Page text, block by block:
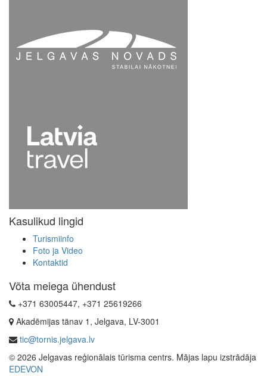
Kasulikud lingid
Turismiinfo
Foto ja Video
Kontaktid
Võta meiega ühendust
+371 63005447, +371 25619266
Akadēmijas tänav 1, Jelgava, LV-3001
tic@tornis.jelgava.lv
© 2026 Jelgavas reģionālais tūrisma centrs. Mājas lapu izstrādāja
EDEVON